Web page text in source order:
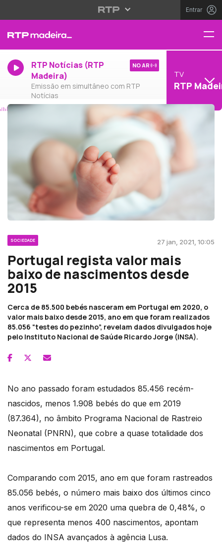
Entrar
RTP Notícias (RTP
Madeira)
Emissão em simultâneo com RTP
Notícias
NO AR
TV
RTP
SOCIEDADE 27 jan, 2021, 10:05
Portugal regista valor mais
baixo de nascimentos desde
2015
Cerca de 85.500 bebés nasceram em Portugal em 2020, o
valor mais baixo desde 2015, ano em que foram realizados
85.056 “testes do pezinho”, revelam dados divulgados hoje
pelo Instituto Nacional de Saúde Ricardo Jorge (INSA).
No ano passado foram estudados 85.456 recém-
nascidos, menos 1.908 bebés do que em 2019
(87.364), no âmbito Programa Nacional de Rastreio
Neonatal (PNRN), que cobre a quase totalidade dos
nascimentos em Portugal.
Comparando com 2015, ano em que foram rastreados
85.056 bebés, o número mais baixo dos últimos cinco
anos verificou-se em 2020 uma quebra de 0,48%, o
que representa menos 400 nascimentos, apontam
dados do INSA avançados à agência Lusa.